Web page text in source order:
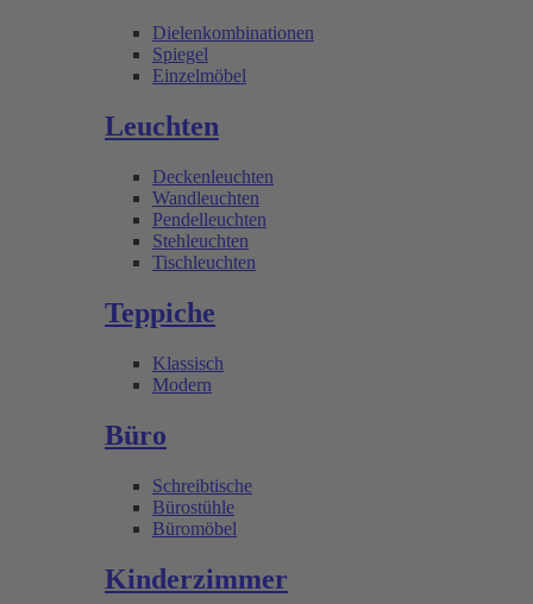
Dielenkombinationen
Spiegel
Einzelmöbel
Leuchten
Deckenleuchten
Wandleuchten
Pendelleuchten
Stehleuchten
Tischleuchten
Teppiche
Klassisch
Modern
Büro
Schreibtische
Bürostühle
Büromöbel
Kinderzimmer